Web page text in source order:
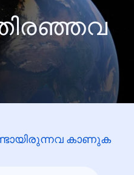
കാണുക